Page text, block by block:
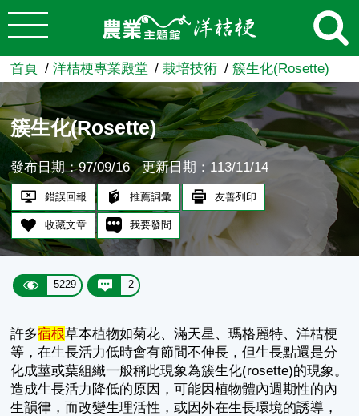
跳到主要內容
農業知識入口網
首頁 洋桔梗專業殿堂 栽培技術 簇生化(Rosette)
簇生化(Rosette)
發布日期：97/09/16 更新日期：113/11/14
錯誤回報 推薦詞彙 友善列印
收藏文章 我要發問
5229 2
許多宿根草本植物如菊花、滿天星、瑪格麗特、洋桔梗
等，在生長活力低時會有節間不伸長，但生長點還是分
化成莖或葉組織一般稱此現象為簇生化(rosette)的現象。
造成生長活力降低的原因，可能因植物體內週期性的內
生韻律，而改變生理活性，或因外在生長環境的誘導，